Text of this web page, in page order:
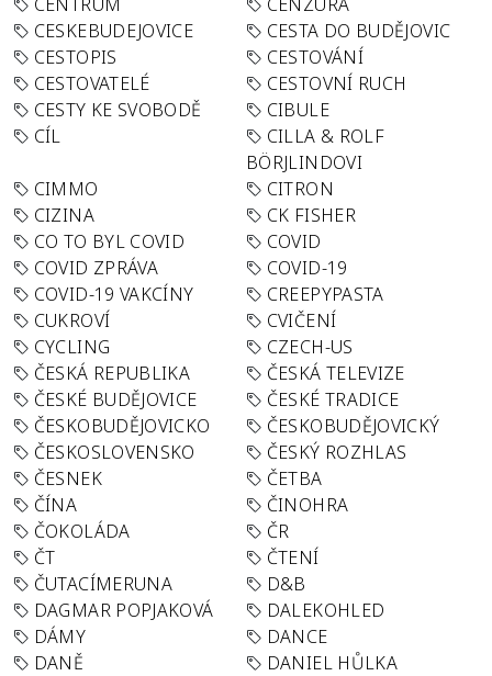
CESKEBUDEJOVICE
CESTA DO BUDĚJOVIC
CESTOPIS
CESTOVÁNÍ
CESTOVATELÉ
CESTOVNÍ RUCH
CESTY KE SVOBODĚ
CIBULE
CÍL
CILLA & ROLF
BÖRJLINDOVI
CIMMO
CITRON
CIZINA
CK FISHER
CO TO BYL COVID
COVID
COVID ZPRÁVA
COVID-19
COVID-19 VAKCÍNY
CREEPYPASTA
CUKROVÍ
CVIČENÍ
CYCLING
CZECH-US
ČESKÁ REPUBLIKA
ČESKÁ TELEVIZE
ČESKÉ BUDĚJOVICE
ČESKÉ TRADICE
ČESKOBUDĚJOVICKO
ČESKOBUDĚJOVICKÝ
ČESKOSLOVENSKO
ČESKÝ ROZHLAS
ČESNEK
ČETBA
ČÍNA
ČINOHRA
ČOKOLÁDA
ČR
ČT
ČTENÍ
ČUTACÍMERUNA
D&B
DAGMAR POPJAKOVÁ
DALEKOHLED
DÁMY
DANCE
DANĚ
DANIEL HŮLKA